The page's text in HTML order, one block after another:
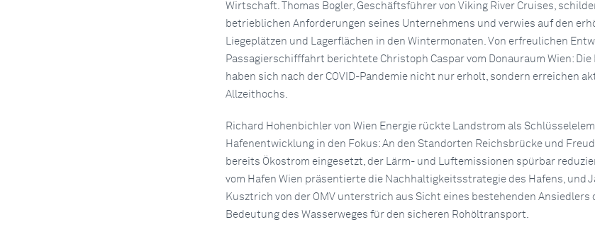
Wirtschaft. Thomas Bogler, Geschäftsführer von Viking River Cruises,
betrieblichen Anforderungen seines Unternehmens und verwies auf den
Liegeplätzen und Lagerflächen in den Wintermonaten. Von erfreulichen
Passagierschifffahrt berichtete Christoph Caspar vom Donauraum Wien: Die
haben sich nach der COVID-Pandemie nicht nur erholt, sondern erreichen
Allzeithochs.
Richard Hohenbichler von Wien Energie rückte Landstrom als
Hafenentwicklung in den Fokus: An den Standorten Reichsbrücke und
bereits Ökostrom eingesetzt, der Lärm- und Luftemissionen spürbar
vom Hafen Wien präsentierte die Nachhaltigkeitsstrategie des Hafens, und
Kusztrich von der OMV unterstrich aus Sicht eines bestehenden Ansiedlers
Bedeutung des Wasserweges für den sicheren Rohöltransport.